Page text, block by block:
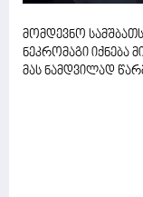
მომდევნო
ნეკრომაგი იქნება
მას ნამდვილად